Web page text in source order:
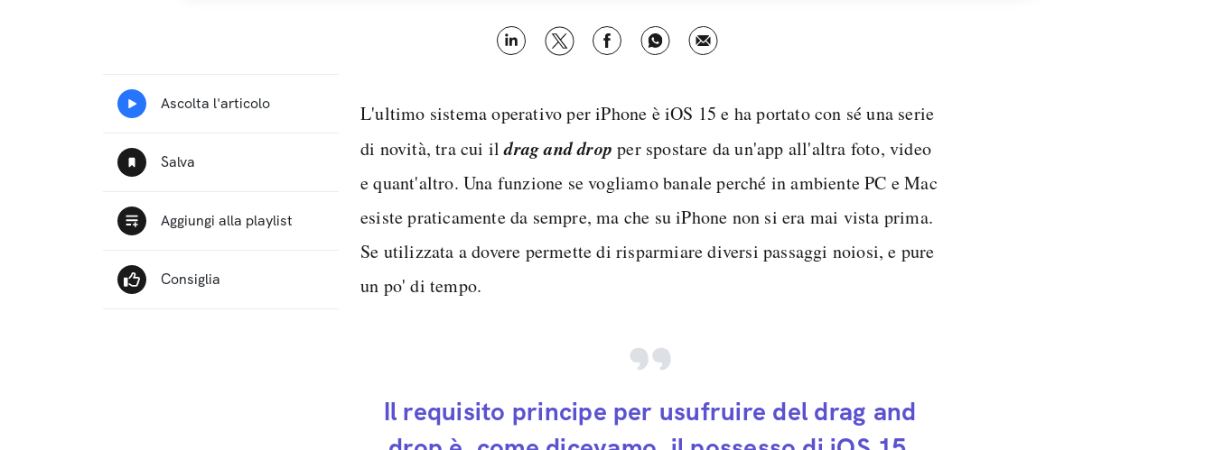
L'ultimo sistema operativo per iPhone è iOS 15 e ha portato con sé una serie
di novità, tra cui ildrag and drop per spostare da un'app all'altra foto, video
e quant'altro. Una funzione se vogliamo banale perché in ambiente PC e Mac
esiste praticamente da sempre, ma che su iPhone non si era mai vista prima.
Se utilizzata a dovere permette di risparmiare diversi passaggi noiosi, e pure
un po' di tempo.
Il requisito principe per usufruire del drag and